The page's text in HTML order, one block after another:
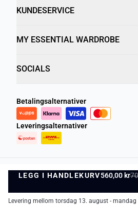
LEGG I HANDLEKURV560,00 kr
LEGG I
Levering mellom torsdag 13. august -
KUNDESERVICE
MY ESSENTIAL WARDROBE
SOCIALS
Betalingsalternativer
Leveringsalternativer
Personvernregler Vilkår
©DK Company Online